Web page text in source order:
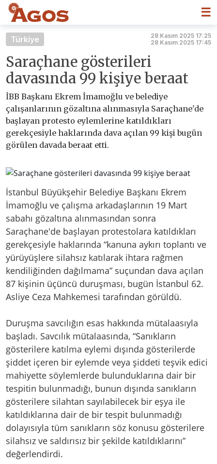
☰
Türkiye
28 Kasım 2025 17:25
28 Kasım 2025 17:45
Saraçhane gösterileri
davasında 99 kişiye beraat
İBB Başkanı Ekrem İmamoğlu ve belediye
çalışanlarının gözaltına alınmasıyla Saraçhane'de
başlayan protesto eylemlerine katıldıkları
gerekçesiyle haklarında dava açılan 99 kişi bugün
görülen davada beraat etti.
İstanbul Büyükşehir Belediye Başkanı Ekrem
İmamoğlu ve çalışma arkadaşlarının 19 Mart
sabahı gözaltına alınmasından sonra
Saraçhane'de başlayan protestolara katıldıkları
gerekçesiyle haklarında “kanuna aykırı toplantı ve
yürüyüşlere silahsız katılarak ihtara rağmen
kendiliğinden dağılmama” suçundan dava açılan
87 kişinin üçüncü duruşması, bugün İstanbul 62.
Asliye Ceza Mahkemesi tarafından görüldü.
Duruşma savcılığın esas hakkında mütalaasıyla
başladı. Savcılık mütalaasında, “Sanıkların
gösterilere katılma eylemi dışında gösterilerde
şiddet içeren bir eylemde veya şiddeti teşvik edici
mahiyette söylemlerde bulunduklarına dair bir
tespitin bulunmadığı, bunun dışında sanıkların
gösterilere silahtan sayılabilecek bir eşya ile
katıldıklarına dair de bir tespit bulunmadığı
dolayısıyla tüm sanıkların söz konusu gösterilere
silahsız ve saldırısız bir şekilde katıldıklarını”
değerlendirdi.